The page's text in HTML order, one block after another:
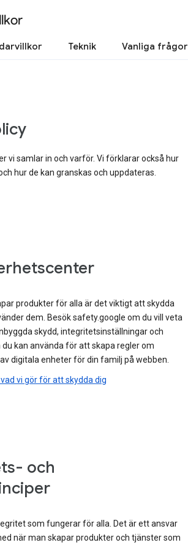
Teknik Vanliga frågor
vi samlar in och varför. Vi förklarar också hur
hur de kan granskas och uppdateras.
produkter för alla är det viktigt att skydda
dem. Besök safety.google om du vill veta
skydd, integritetsinställningar och
kan använda för att skapa regler om
digitala enheter för din familj på webben.
vi gör för att skydda dig
och
som fungerar för alla. Det är ett ansvar
när man skapar produkter och tjänster som